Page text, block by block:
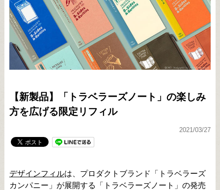
【新製品】「トラベラーズノート」の楽しみ
方を広げる限定リフィル
2021/03/27
デザインフィルは、プロダクトブランド「トラベラーズ
カンパニー」が展開する「トラベラーズノート」の発売